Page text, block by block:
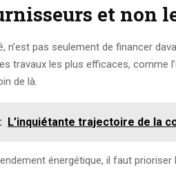
et non
pas seulement de financer
travaux les plus efficaces, comme
de là.
L’inquiétante trajectoire de la
énergétique, il faut